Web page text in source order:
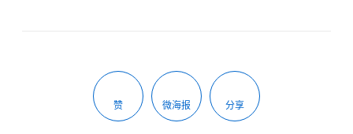
赞 微海报 分享